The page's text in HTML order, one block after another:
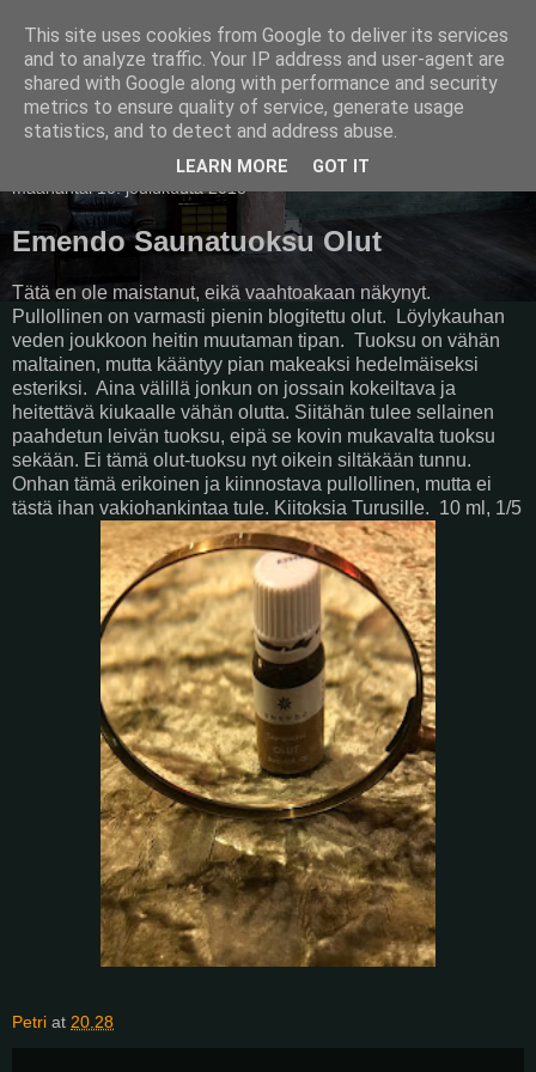
Pullollinen
maanantai 10. joulukuuta 2018
Emendo Saunatuoksu Olut
Tätä en ole maistanut, eikä vaahtoakaan näkynyt.
Pullollinen on varmasti pienin blogitettu olut. Löylykauhan
veden joukkoon heitin muutaman tipan. Tuoksu on vähän
maltainen, mutta kääntyy pian makeaksi hedelmäiseksi
esteriksi. Aina välillä jonkun on jossain kokeiltava ja
heitettävä kiukaalle vähän olutta. Siitähän tulee sellainen
paahdetun leivän tuoksu, eipä se kovin mukavalta tuoksu
sekään. Ei tämä olut-tuoksu nyt oikein siltäkään tunnu.
Onhan tämä erikoinen ja kiinnostava pullollinen, mutta ei
tästä ihan vakiohankintaa tule. Kiitoksia Turusille. 10 ml, 1/5
Petri at 20.28
This site uses cookies from Google to deliver its services
and to analyze traffic. Your IP address and user-agent are
shared with Google along with performance and security
metrics to ensure quality of service, generate usage
statistics, and to detect and address abuse.
LEARN MORE GOT IT